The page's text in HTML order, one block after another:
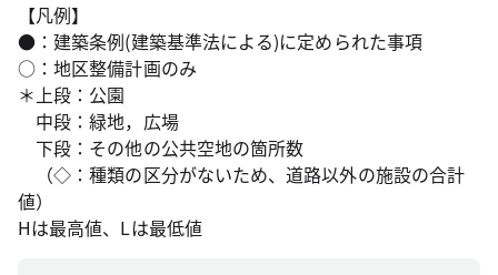
【凡例】
●：建築条例(建築基準法による)に定められた事項
○：地区整備計画のみ
＊上段：公園
中段：緑地，広場
下段：その他の公共空地の箇所数
（◇：種類の区分がないため、道路以外の施設の合計
値）
Hは最高値、Lは最低値